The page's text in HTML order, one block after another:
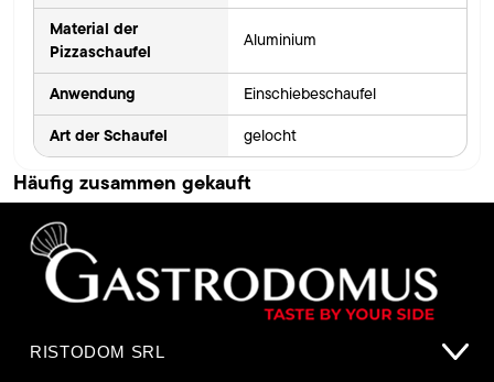
Material der
Pizzaschaufel
Aluminium
Anwendung Einschiebeschaufel
Art der Schaufel gelocht
Häufig zusammen gekauft
RISTODOM SRL